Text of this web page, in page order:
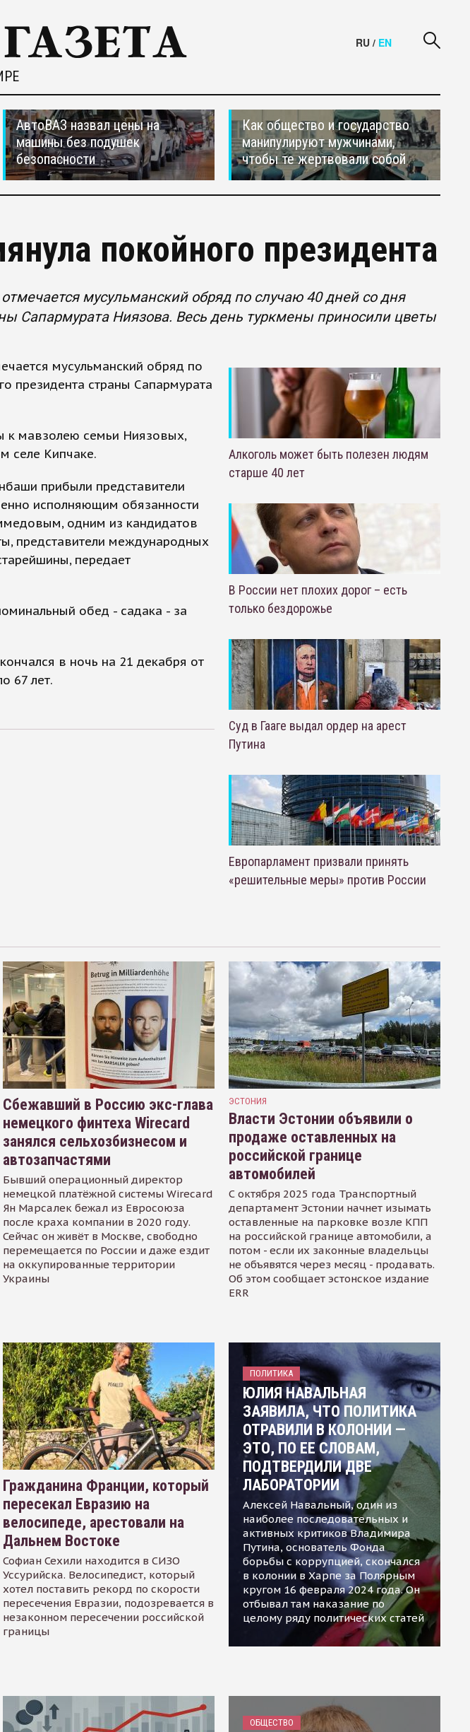
RU / EN
АвтоВАЗ назвал цены на
машины без подушек
безопасности
Как общество и государство
манипулируют мужчинами,
чтобы те жертвовали собой
покойного президента
мусульманский обряд по случаю 40 дней со дня
Сапармурата Ниязова. Весь день туркмены приносили цветы
мусульманский обряд по
президента страны Сапармурата
к мавзолею семьи Ниязовых,
селе Кипчаке.
прибыли представители
исполняющим обязанности
одним из кандидатов
представители международных
передает
обед - садака - за
в ночь на 21 декабря от
67 лет.
Алкоголь может быть полезен людям
старше 40 лет
В России нет плохих дорог – есть
только бездорожье
Суд в Гааге выдал ордер на арест
Путина
Европарламент призвали принять
«решительные меры» против России
Сбежавший в Россию экс-глава
немецкого финтеха Wirecard
занялся сельхозбизнесом и
автозапчастями
Бывший операционный директор
немецкой платёжной системы Wirecard
Ян Марсалек бежал из Евросоюза
после краха компании в 2020 году.
Сейчас он живёт в Москве, свободно
перемещается по России и даже ездит
на оккупированные территории
Украины
ЭСТОНИЯ
Власти Эстонии объявили о
продаже оставленных на
российской границе
автомобилей
С октября 2025 года Транспортный
департамент Эстонии начнет изымать
оставленные на парковке возле КПП
на российской границе автомобили, а
потом - если их законные владельцы
не объявятся через месяц - продавать.
Об этом сообщает эстонское издание
ERR
Гражданина Франции, который
пересекал Евразию на
велосипеде, арестовали на
Дальнем Востоке
Софиан Сехили находится в СИЗО
Уссурийска. Велосипедист, который
хотел поставить рекорд по скорости
пересечения Евразии, подозревается в
незаконном пересечении российской
границы
ПОЛИТИКА
ЮЛИЯ НАВАЛЬНАЯ
ЗАЯВИЛА, ЧТО ПОЛИТИКА
ОТРАВИЛИ В КОЛОНИИ —
ЭТО, ПО ЕЕ СЛОВАМ,
ПОДТВЕРДИЛИ ДВЕ
ЛАБОРАТОРИИ
Алексей Навальный, один из
наиболее последовательных и
активных критиков Владимира
Путина, основатель Фонда
борьбы с коррупцией, скончался
в колонии в Харпе за Полярным
кругом 16 февраля 2024 года. Он
отбывал там наказание по
целому ряду политических статей
ОБЩЕСТВО